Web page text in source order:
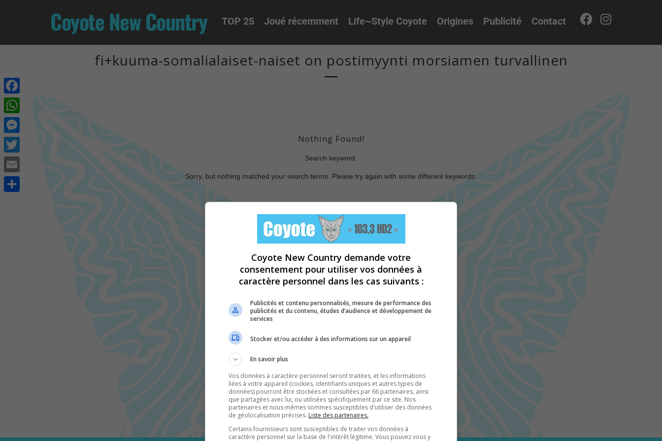
Coyote New Country TOP 25 Joué récemment Life~Style Coyote Origines Publicité Contact
fi+kuuma-somalialaiset-naiset on postimyynti morsiamen turvallinen
Nothing Found!
Search keyword:
Sorry, but nothing matched your search terms. Please try again with some different keywords.
Facebook
WhatsApp
Messenger
Twitter
Email
Coyote New Country demande votre
consentement pour utiliser vos données à
caractère personnel dans les cas suivants :
Publicités et contenu personnalisés, mesure de performance des
publicités et du contenu, études d’audience et développement de
services
Stocker et/ou accéder à des informations sur un appareil
En savoir plus
Vos données à caractère personnel seront traitées, et les informations
liées à votre appareil (cookies, identifiants uniques et autres types de
données) pourront être stockées et consultées par 66 partenaires, ainsi
que partagées avec lui, ou utilisées spécifiquement par ce site. Nos
partenaires et nous-mêmes sommes susceptibles d'utiliser des données
de géolocalisation précises. Liste des partenaires.
Certains fournisseurs sont susceptibles de traiter vos données à
caractère personnel sur la base de l'intérêt légitime. Vous pouvez vous y